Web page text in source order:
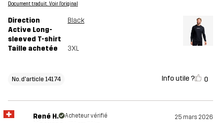
Document traduit. Voir l'original
Direction
Active Long-
sleeved T-shirt
Black
Taille achetée 3XL
No. d'article 14174 Info utile ? 0
René H. Acheteur vérifié 25 mars 2026